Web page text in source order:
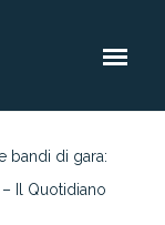
bandi di gara:
Il Quotidiano